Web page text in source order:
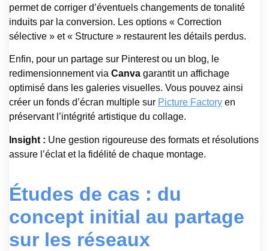
permet de corriger d’éventuels changements de tonalité
induits par la conversion. Les options « Correction
sélective » et « Structure » restaurent les détails perdus.
Enfin, pour un partage sur Pinterest ou un blog, le
redimensionnement via Canva garantit un affichage
optimisé dans les galeries visuelles. Vous pouvez ainsi
créer un fonds d’écran multiple sur Picture Factory en
préservant l’intégrité artistique du collage.
Insight : Une gestion rigoureuse des formats et résolutions
assure l’éclat et la fidélité de chaque montage.
Études de cas : du
concept initial au partage
sur les réseaux